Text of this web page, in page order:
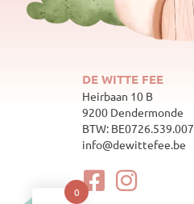
DE WITTE FEE
Heirbaan 10 B
9200 Dendermonde
BTW: BE0726.539.007
info@dewittefee.be
0